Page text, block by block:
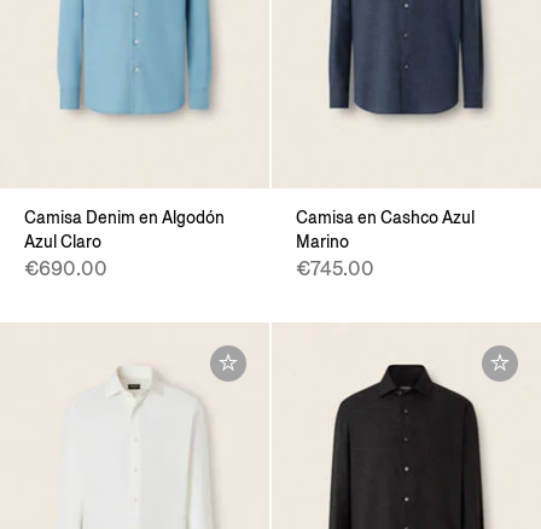
Camisa Denim en Algodón
Azul Claro
€690.00
Camisa en Cashco Azul
Marino
€745.00